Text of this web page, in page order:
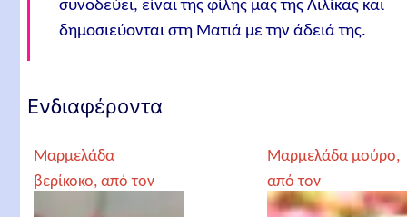
συνοδεύει, είναι της φίλης μας της Λιλίκας και
δημοσιεύονται στη Ματιά με την άδειά της.
Ενδιαφέροντα
Μαρμελάδα
βερίκοκο, από τον
Μαρμελάδα μούρο,
από τον
Αρχιμανδρίτη